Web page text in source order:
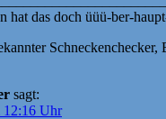
hat das doch üüü-ber-
sagt:
12:16 Uhr